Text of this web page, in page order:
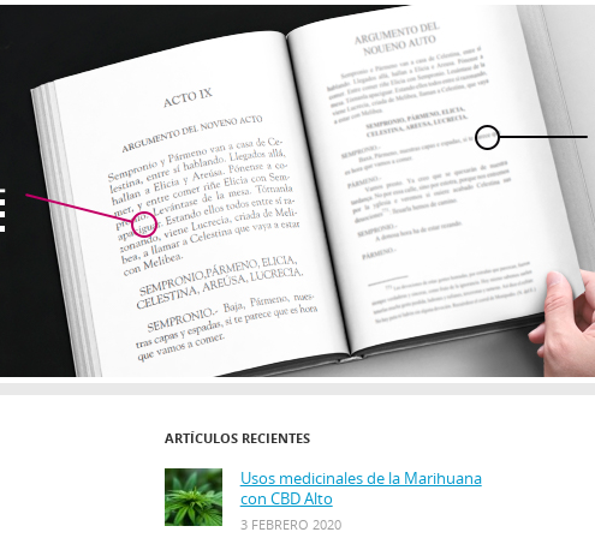
ARTÍCULOS RECIENTES
Usos medicinales de la Marihuana
con CBD Alto
3 FEBRERO 2020